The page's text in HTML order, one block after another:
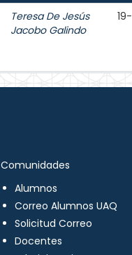
Teresa De Jesús
Jacobo Galindo
Comunidades
Alumnos
Correo Alumnos UAQ
Solicitud Correo
Docentes